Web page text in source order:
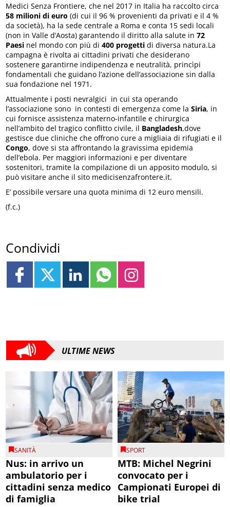
Medici Senza Frontiere, che nel 2017 in Italia ha raccolto circa
58 milioni di euro (di cui il 96 % provenienti da privati e il 4 %
da società), ha la sede centrale a Roma e conta 15 sedi locali
(non in Valle d’Aosta) garantendo il diritto alla salute in72
Paesi nel mondo con più di400 progettidi diversa natura.La
campagna è rivolta ai cittadini privati che desiderano
sostenere garantirne indipendenza e neutralità, princìpi
fondamentali che guidano l’azione dell’associazione sin dalla
sua fondazione nel 1971.
Attualmente i posti nevralgici in cui sta operando
l’associazione sono in contesti di emergenza come laSiria, in
cui fornisce assistenza materno-infantile e chirurgica
nell’ambito del tragico conflitto civile, il Bangladesh,dove
gestisce due cliniche che offrono cure a migliaia di rifugiati e il
Congo, dove si sta affrontando la gravissima epidemia
dell’ebola. Per maggiori informazioni e per diventare
sostenitori, tramite la compilazione di un apposito modulo, si
può visitare anche il sito medicisenzafrontere.it.
E’ possibile versare una quota minima di 12 euro mensili.
(f.c.)
Condividi
ULTIME NEWS
SANITÀ
Nus: in arrivo un
ambulatorio per i
cittadini senza medico
di famiglia
SPORT
MTB: Michel Negrini
convocato per i
Campionati Europei di
bike trial